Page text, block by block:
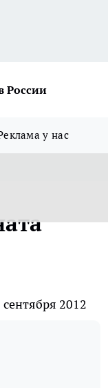
России
у нас
сентября 2012